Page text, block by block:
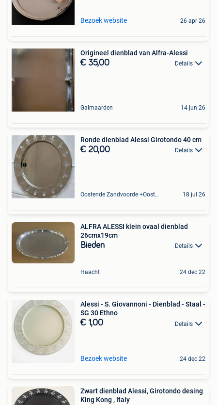
Bezoek website 26 apr 26
Origineel dienblad van Alfra-Alessi
€ 35,00 Details
Galmaarden 14 jun 26
Ronde dienblad Alessi Girotondo 40 cm
€ 20,00 Details
Oostende Zandvoorde +Oostende 18 jul 26
ALFRA ALESSI klein ovaal dienblad
26cmx19cm
Bieden Details
Haacht 24 dec 22
Alessi - S. Giovannoni - Dienblad - Staal -
SG 30 Ethno
€ 1,00 Details
Bezoek website 24 dec 22
Zwart dienblad Alessi, Girotondo desing
King Kong , Italy